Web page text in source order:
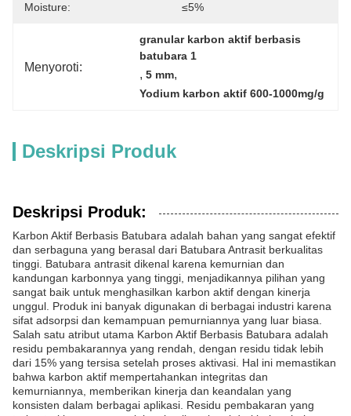
Moisture: ≤5%
Menyoroti:
granular karbon aktif berbasis
batubara 1
, 5 mm,
Yodium karbon aktif 600-1000mg/g
Deskripsi Produk
Deskripsi Produk:
Karbon Aktif Berbasis Batubara adalah bahan yang sangat efektif
dan serbaguna yang berasal dari Batubara Antrasit berkualitas
tinggi. Batubara antrasit dikenal karena kemurnian dan
kandungan karbonnya yang tinggi, menjadikannya pilihan yang
sangat baik untuk menghasilkan karbon aktif dengan kinerja
unggul. Produk ini banyak digunakan di berbagai industri karena
sifat adsorpsi dan kemampuan pemurniannya yang luar biasa.
Salah satu atribut utama Karbon Aktif Berbasis Batubara adalah
residu pembakarannya yang rendah, dengan residu tidak lebih
dari 15% yang tersisa setelah proses aktivasi. Hal ini memastikan
bahwa karbon aktif mempertahankan integritas dan
kemurniannya, memberikan kinerja dan keandalan yang
konsisten dalam berbagai aplikasi. Residu pembakaran yang